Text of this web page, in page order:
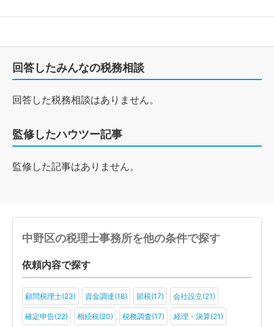
回答したみんなの税務相談
回答した税務相談はありません。
監修したハウツー記事
監修した記事はありません。
中野区の税理士事務所を他の条件で探す
依頼内容で探す
顧問税理士(23) 資金調達(18) 節税(17) 会社設立(21)
確定申告(22) 相続税(20) 税務調査(17) 経理・決算(21)